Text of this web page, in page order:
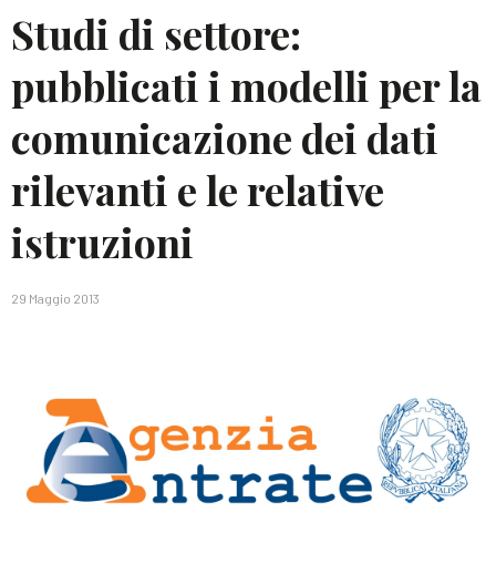
Studi di settore:
pubblicati i modelli per la
comunicazione dei dati
rilevanti e le relative
istruzioni
29 Maggio 2013